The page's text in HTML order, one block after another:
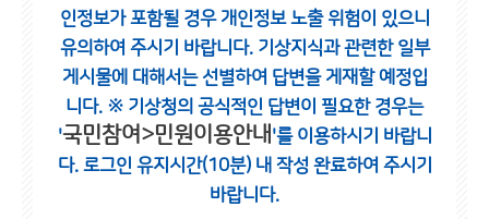
인정보가 포함될 경우 개인정보 노출 위험이 있으니
유의하여 주시기 바랍니다. 기상지식과 관련한 일부
게시물에 대해서는 선별하여 답변을 게재할 예정입
니다. ※ 기상청의 공식적인 답변이 필요한 경우는
'국민참여>민원이용안내 '를 이용하시기 바랍니
다. 로그인 유지시간(10분) 내 작성 완료하여 주시기
바랍니다.